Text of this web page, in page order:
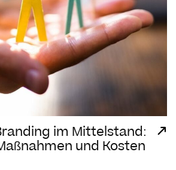
im Mittelstand:
und Kosten